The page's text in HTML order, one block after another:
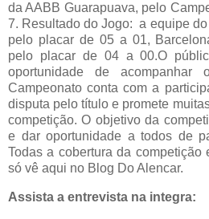
da AABB Guarapuava, pelo
7. Resultado do Jogo: a equipe
pelo placar de 05 a 01,
pelo placar de 04 a 00.O
oportunidade de
Campeonato conta com a
disputa pelo título e promete
competição. O objetivo da
e dar oportunidade a todos de
Todas a cobertura da competição
só vê aqui no Blog Do Alencar.
Assista a entrevista na integra: